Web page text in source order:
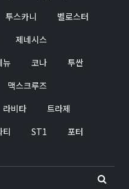
투스카니
벨로스터
제네시스
뉴 코나
투싼
맥스크루즈
라비타
트라제
티 ST1
포터